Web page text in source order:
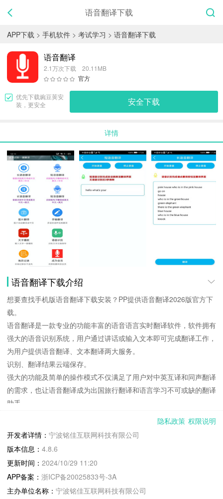
语音翻译下载
APP下载 > 手机软件 > 考试学习 > 语音翻译下载
语音翻译
2.1万次下载 20.11MB
官方
优先下载豌豆荚安
装，更安全
安全下载
详情
语音翻译下载介绍
想要查找手机版语音翻译下载安装？PP提供语音翻译2026版官方下
载。
语音翻译是一款专业的功能丰富的语音语言实时翻译软件，软件拥有
强大的语音识别系统，用户通过讲话或输入文本即可完成翻译工作，
为用户提供语音翻译、文本翻译两大服务。
识别、翻译结果云端保存。
强大的功能及简单的操作模式不仅满足了用户对中英互译和同声翻译
的需求，也让语音翻译成为出国旅行翻译和语言学习不可或缺的翻译
助手。
即可翻译
● 拍照翻译：支持多种语言一键拍照翻译
● 云端保存：识别结果、翻译结果，一键云端保存，永不丢失！
● 方言学习：方言学习、方言翻译，支持多种方言：广州话、闽南
话、客家话、上海话、苏州话、无锡话、南京话等，学习方言好帮
隐私政策 权限说明
开发者详情： 宁波铭佳互联网科技有限公司
版本信息： 4.8.6
更新时间： 2024/10/29 11:20
APP备案： 浙ICP备20025833号-3A
主办单位名称： 宁波铭佳互联网科技有限公司